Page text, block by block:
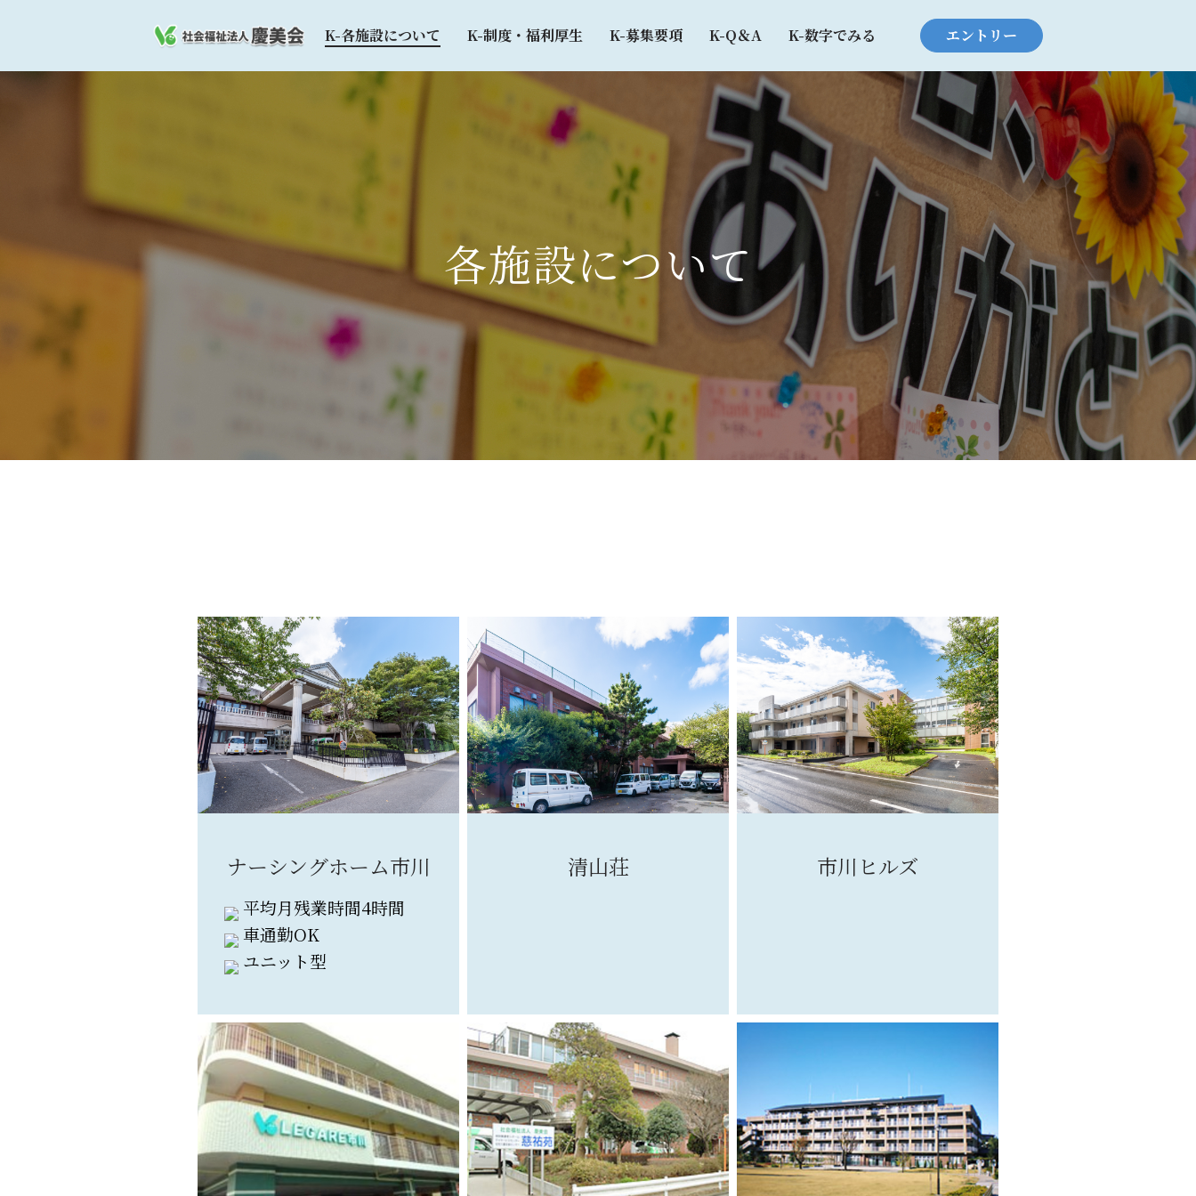
K-各施設について K-制度・福利厚生 K-募集要項 K-Q＆A K-数字でみる エントリー
各施設について
ナーシングホーム市川
平均月残業時間4時間
車通勤OK
ユニット型
清山荘 市川ヒルズ